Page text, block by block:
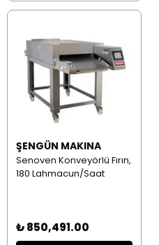
ŞENGÜN MAKINA
Senoven Konveyörlü Fırın,
180 Lahmacun/Saat
₺ 850,491.00